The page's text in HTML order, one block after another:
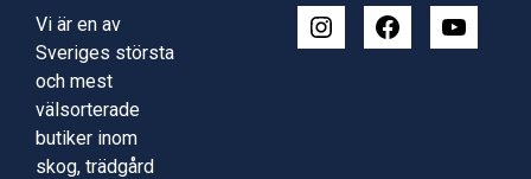
Vi är en av
Sveriges största
och mest
välsorterade
butiker inom
skog, trädgård